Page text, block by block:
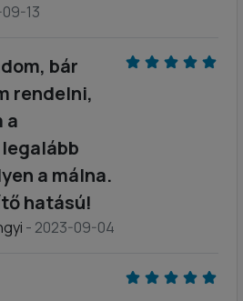
13
bár
rendelni,
a
a málna.
hatású!
- 2023-09-04